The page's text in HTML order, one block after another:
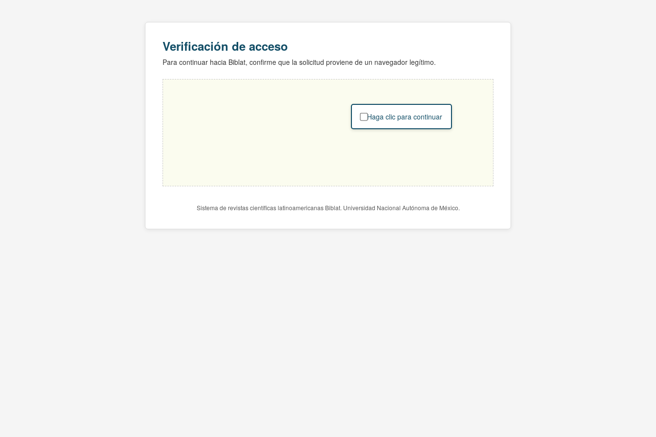
Verificación de acceso
Para continuar hacia Biblat, confirme que la solicitud proviene de un navegador legítimo.
Haga clic para continuar
Sistema de revistas científicas latinoamericanas Biblat. Universidad Nacional Autónoma de México.